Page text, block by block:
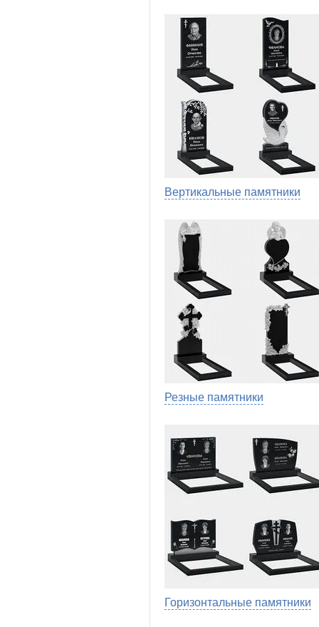
Вертикальные памятники
Резные памятники
Горизонтальные памятники